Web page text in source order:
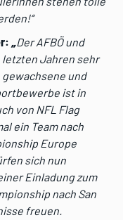
„Der AFBÖ und
Jahren sehr
und
ist in
von NFL Flag
ein Team nach
Europe
sich nun
Einladung zum
nach San
freuen.